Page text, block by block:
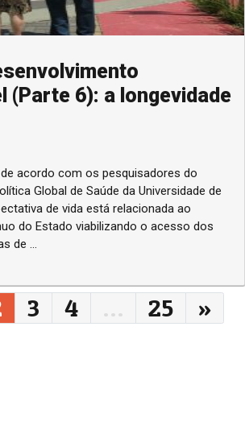
(Parte 6): a longevidade
acordo com os pesquisadores do
Global de Saúde da Universidade de
de vida está relacionada ao
do Estado viabilizando o acesso dos
de ...
posts
3 4 … 25 »